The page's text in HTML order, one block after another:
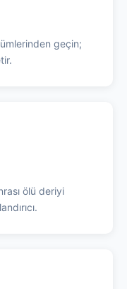
geçin;
ölü deriyi